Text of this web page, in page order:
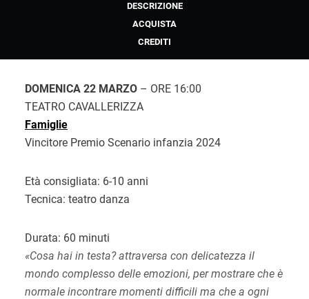
DESCRIZIONE
ACQUISTA
CREDITI
DOMENICA 22 MARZO – ORE 16:00
TEATRO CAVALLERIZZA
Famiglie
Vincitore Premio Scenario infanzia 2024
Età consigliata: 6-10 anni
Tecnica: teatro danza
Durata: 60 minuti
«Cosa hai in testa? attraversa con delicatezza il
mondo complesso delle emozioni, per mostrare che è
normale incontrare momenti difficili ma che a ogni